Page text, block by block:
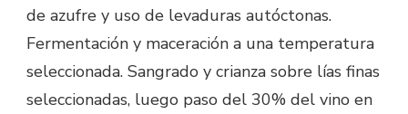
de azufre y uso de levaduras autóctonas.
Fermentación y maceración a una temperatura
seleccionada. Sangrado y crianza sobre lías finas
seleccionadas, luego paso del 30% del vino en